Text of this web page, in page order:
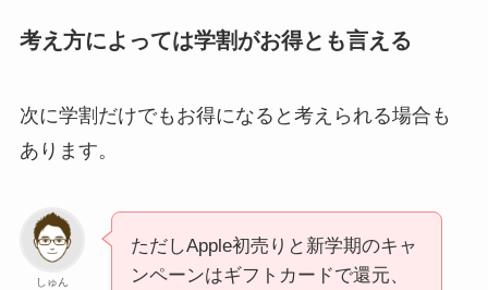
考え方によっては学割がお得とも言える
次に学割だけでもお得になると考えられる場合も
あります。
しゅん
ただしApple初売りと新学期のキャ
ンペーンはギフトカードで還元、